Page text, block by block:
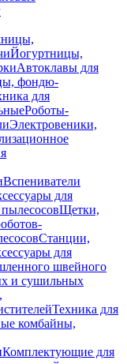
Йогуртницы,
Автоклавы для
фондю-
для
Роботы-
Электровеники,
Вспениватели
для
Щетки,
Станции,
для
швейного
и сушильных
Техника для
комбайны,
Комплектующие для